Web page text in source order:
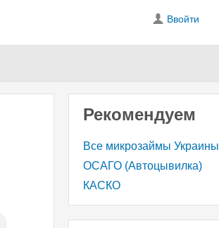
Ввойти
Рекомендуем
Все микрозаймы Украины
ОСАГО (Автоцывилка)
КАСКО